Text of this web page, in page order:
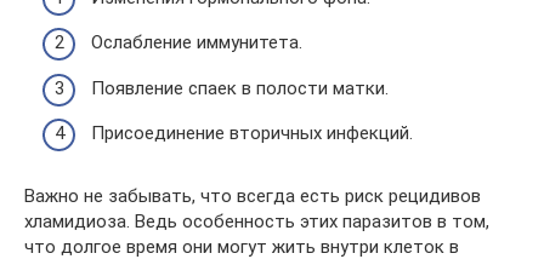
Ослабление иммунитета.
Появление спаек в полости матки.
Присоединение вторичных инфекций.
Важно не забывать, что всегда есть риск рецидивов
хламидиоза. Ведь особенность этих паразитов в том,
что долгое время они могут жить внутри клеток в